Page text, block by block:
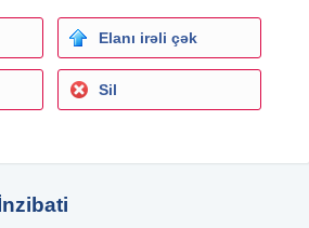
"
Ofis Meneceri" qeyd etməklə
əlaqə nömrəsinə müraciət edə
Elanı irəli çək
Sil